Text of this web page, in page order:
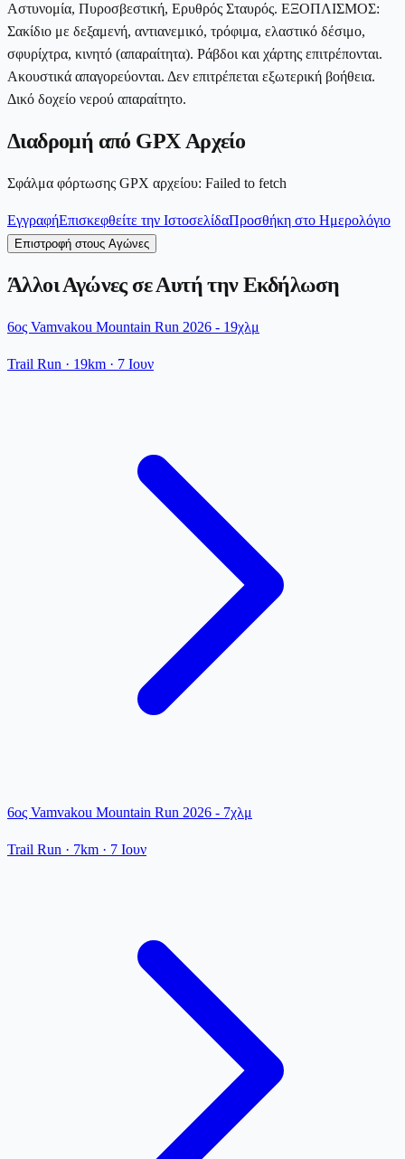
Αστυνομία, Πυροσβεστική, Ερυθρός Σταυρός. ΕΞΟΠΛΙΣΜΟΣ:
Σακίδιο με δεξαμενή, αντιανεμικό, τρόφιμα, ελαστικό δέσιμο,
σφυρίχτρα, κινητό (απαραίτητα). Ράβδοι και χάρτης επιτρέπονται.
Ακουστικά απαγορεύονται. Δεν επιτρέπεται εξωτερική βοήθεια.
Δικό δοχείο νερού απαραίτητο.
Διαδρομή από GPX Αρχείο
Σφάλμα φόρτωσης GPX αρχείου: Failed to fetch
ΕγγραφήΕπισκεφθείτε την ΙστοσελίδαΠροσθήκη στο Ημερολόγιο
Επιστροφή στους Αγώνες
Άλλοι Αγώνες σε Αυτή την Εκδήλωση
6ος Vamvakou Mountain Run 2026 - 19χλμ
Trail Run · 19km · 7 Ιουν
6ος Vamvakou Mountain Run 2026 - 7χλμ
Trail Run · 7km · 7 Ιουν